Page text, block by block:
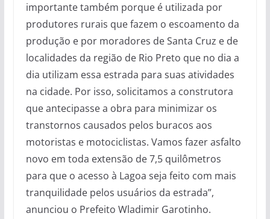
importante também porque é utilizada por
produtores rurais que fazem o escoamento da
produção e por moradores de Santa Cruz e de
localidades da região de Rio Preto que no dia a
dia utilizam essa estrada para suas atividades
na cidade. Por isso, solicitamos a construtora
que antecipasse a obra para minimizar os
transtornos causados pelos buracos aos
motoristas e motociclistas. Vamos fazer asfalto
novo em toda extensão de 7,5 quilômetros
para que o acesso à Lagoa seja feito com mais
tranquilidade pelos usuários da estrada”,
anunciou o Prefeito Wladimir Garotinho.